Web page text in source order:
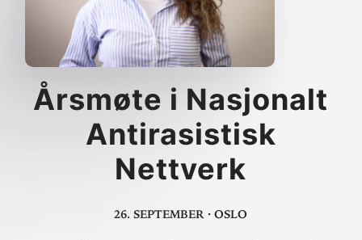
Årsmøte i Nasjonalt
Anti­ra­sistisk
Nettverk
26. september ·Oslo